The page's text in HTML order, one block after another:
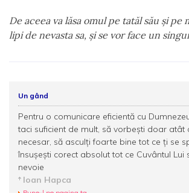
De aceea va lăsa omul pe tatăl său şi pe
lipi de nevasta sa, şi se vor face un
Un gând
Pentru o comunicare eficientă cu
taci suficient de mult, să vorbești doar atât
necesar, să asculți foarte bine tot ce ți se
însușești corect absolut tot ce Cuvântul Lui
nevoie
Ioan Hapca